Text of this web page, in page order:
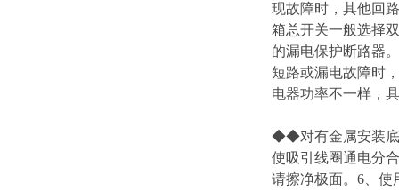
现故障时，其他回
箱总开关一般选择
的漏电保护断路器
短路或漏电故障时
电器功率不一样，
◆◆对有金属安装底
使吸引线圈通电分
请擦净极面。6、使